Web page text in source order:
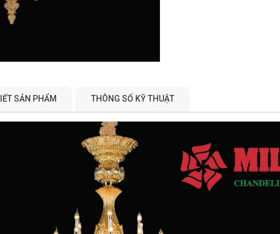
SẢN PHẨM THÔNG SỐ KỸ THUẬT